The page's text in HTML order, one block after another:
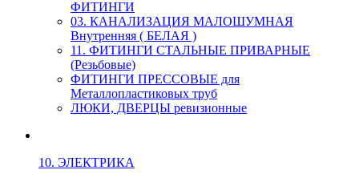
ФИТИНГИ
03. КАНАЛИЗАЦИЯ МАЛОШУМНАЯ
Внутренняя ( БЕЛАЯ )
11. ФИТИНГИ СТАЛЬНЫЕ ПРИВАРНЫЕ
(Резьбовые)
ФИТИНГИ ПРЕССОВЫЕ для
Металлопластиковых труб
ЛЮКИ, ДВЕРЦЫ ревизионные
10. ЭЛЕКТРИКА